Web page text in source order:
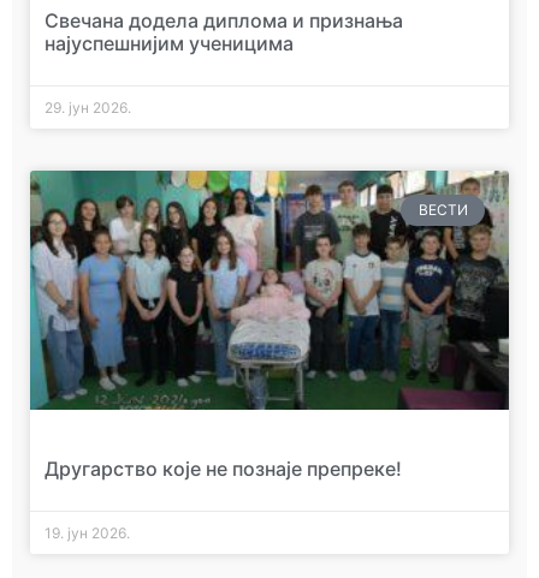
Свечана додела диплома и признања
најуспешнијим ученицима
29. јун 2026.
ВЕСТИ
Другарство које не познаје препреке!
19. јун 2026.